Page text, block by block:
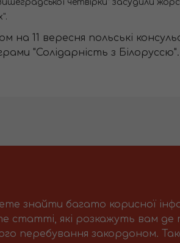
четвірки" засудили
на 11 вересня польські
"Солідарність з Білоруссю".
знайти багато корисної
статті, які розкажуть вам
перебування закордоном.